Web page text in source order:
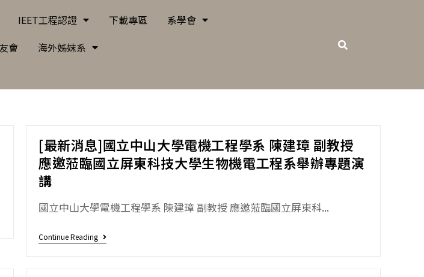
IEET工程認證 下載專區
系學會
會 海外姊妺系
[最新消息]國立中山大學電機工程學系 陳建璋 副教授
應邀蒞臨國立屏東科技大學生物機電工程系舉辦專題演
講
國立中山大學電機工程學系 陳建璋 副教授 應邀蒞臨國立屏東科...
Continue Reading